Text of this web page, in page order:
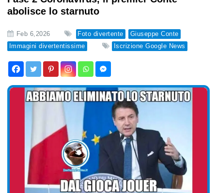
abolisce lo starnuto
Feb 6,2026 Foto divertente
Giuseppe Conte
Immagini divertentissime
Iscrizione Google News